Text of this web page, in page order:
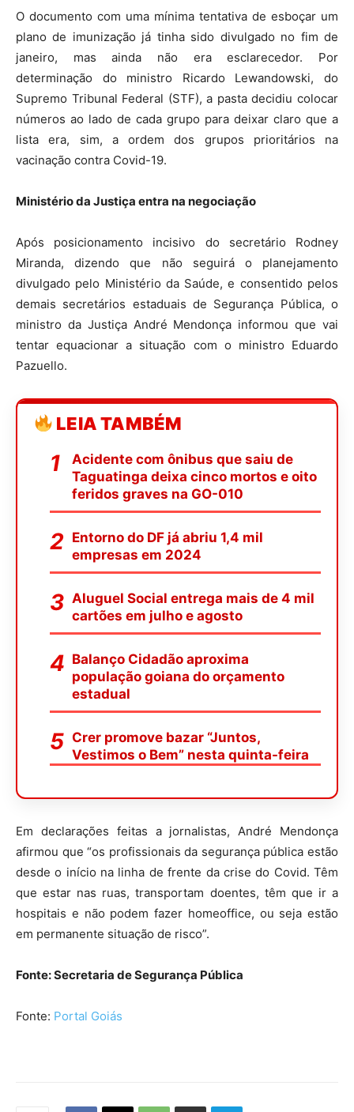
O documento com uma mínima tentativa de esboçar um
plano de imunização já tinha sido divulgado no fim de
janeiro, mas ainda não era esclarecedor. Por
determinação do ministro Ricardo Lewandowski, do
Supremo Tribunal Federal (STF), a pasta decidiu colocar
números ao lado de cada grupo para deixar claro que a
lista era, sim, a ordem dos grupos prioritários na
vacinação contra Covid-19.
Ministério da Justiça entra na negociação
Após posicionamento incisivo do secretário Rodney
Miranda, dizendo que não seguirá o planejamento
divulgado pelo Ministério da Saúde, e consentido pelos
demais secretários estaduais de Segurança Pública, o
ministro da Justiça André Mendonça informou que vai
tentar equacionar a situação com o ministro Eduardo
Pazuello.
LEIA TAMBÉM
Acidente com ônibus que saiu de
Taguatinga deixa cinco mortos e oito
feridos graves na GO-010
Entorno do DF já abriu 1,4 mil
empresas em 2024
Aluguel Social entrega mais de 4 mil
cartões em julho e agosto
Balanço Cidadão aproxima
população goiana do orçamento
estadual
Crer promove bazar “Juntos,
Vestimos o Bem” nesta quinta-feira
Em declarações feitas a jornalistas, André Mendonça
afirmou que “os profissionais da segurança pública estão
desde o início na linha de frente da crise do Covid. Têm
que estar nas ruas, transportam doentes, têm que ir a
hospitais e não podem fazer homeoffice, ou seja estão
em permanente situação de risco”.
Fonte: Secretaria de Segurança Pública
Fonte: Portal Goiás